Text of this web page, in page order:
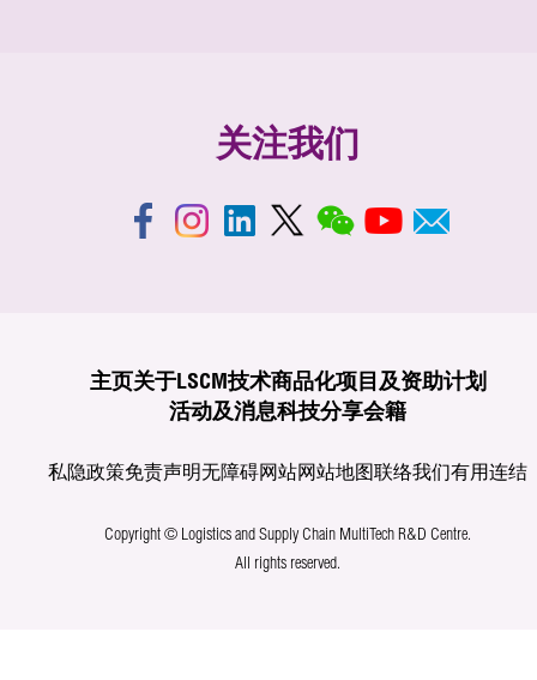
关注我们
主页关于LSCM技术商品化项目及资助计划
活动及消息科技分享会籍
私隐政策免责声明无障碍网站网站地图联络我们有用连结
Copyright © Logistics and Supply Chain MultiTech R&D Centre.
All rights reserved.